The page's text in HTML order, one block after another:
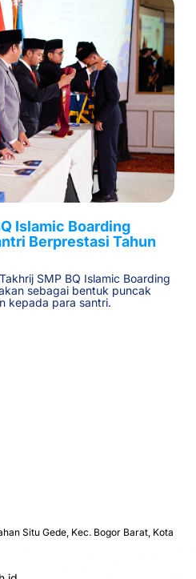
Islamic Boarding
Berprestasi Tahun
SMP BQ Islamic Boarding
sebagai bentuk puncak
kepada para santri.
Situ Gede, Kec. Bogor Barat, Kota